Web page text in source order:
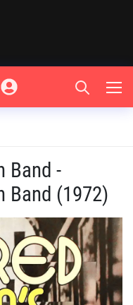
Band -
Band (1972)